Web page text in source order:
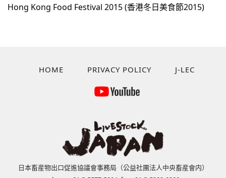
Hong Kong Food Festival 2015 (⾹港冬⽇美⾷節2015)
HOME PRIVACY POLICY J-LEC
日本畜産物出口促進協議會事務局（公益社團法人中央畜産會内）